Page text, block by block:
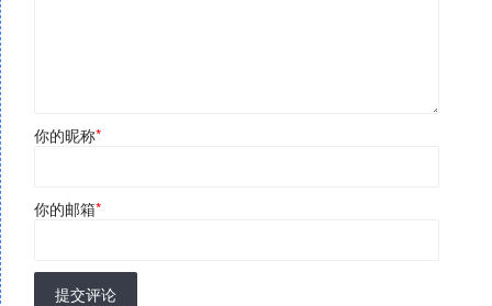
你的昵称*
你的邮箱*
提交评论